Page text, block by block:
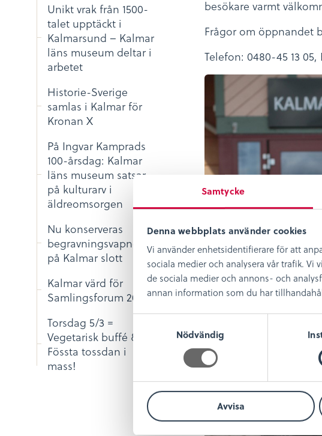
Samtycke
Denna webbplats använder cookies
Vi använder enhetsidentifierare för att
sociala medier och analysera vår trafik.
de sociala medier och annons- och
annan information som du har
a
Nödvändig
Avvisa
Unikt vrak från 1500-
talet upptäckt i
Kalmarsund – Kalmar
läns museum deltar i
arbetet
Historie-Sverige
samlas i Kalmar för
Kronan X
På Ingvar Kamprads
100-årsdag: Kalmar
läns museum satsar
på kulturarv i
äldreomsorgen
Nu konserveras
begravningsvapnen
på Kalmar slott
Kalmar värd för
Samlingsforum 2026
Torsdag 5/3 =
Vegetarisk buffé &
Fössta tossdan i
mass!
besökare varmt
Frågor om öppnandet
Telefon: 0480-45 13